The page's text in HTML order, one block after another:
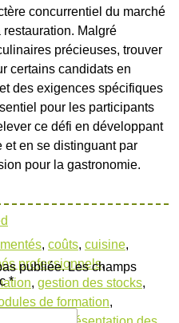
concurrentiel du marché
Malgré
précieuses, trouver
certains candidats en
des exigences spécifiques
pour les participants
ce défi en développant
en se distinguant par
pour la gastronomie.
, coûts, cuisine,
professionnels,
, gestion des stocks,
de formation,
publiée. Les champs
*